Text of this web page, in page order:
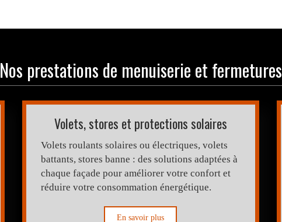
Nos prestations de menuiserie et fermetures
Volets, stores et protections solaires
Volets roulants solaires ou électriques, volets
battants, stores banne : des solutions adaptées à
chaque façade pour améliorer votre confort et
réduire votre consommation énergétique.
En savoir plus